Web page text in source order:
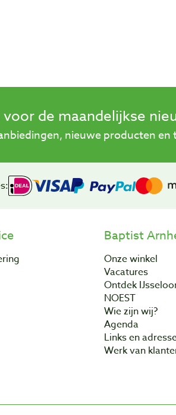
voor de maandelijkse
nieuwe producten en
Baptist
Onze winkel
Vacatures
Ontdek
NOEST
Wie zijn wij?
Agenda
Links en
Werk van